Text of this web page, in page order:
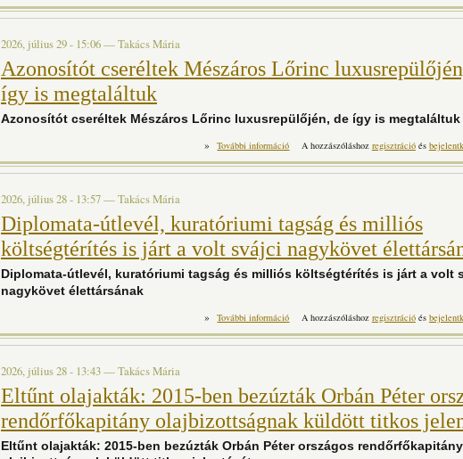
2026, július 29 - 15:06—Takács Mária
Azonosítót cseréltek Mészáros Lőrinc
így is megtaláltuk
Azonosítót cseréltek Mészáros Lőrinc luxusrepülőjén, de így is megtaláltuk
» További információ
Azonosítót cseréltek Mészáros Lőrinc
A hozzászóláshoz regisztrációés
2026, július 28 - 13:57—Takács Mária
Diplomata-útlevél, kuratóriumi tagság és milliós
költségtérítés is járt a volt svájci nagykövet
Diplomata-útlevél, kuratóriumi tagság és milliós költségtérítés is járt a volt
nagykövet élettársának
» További információ Diplomata-útlevél, kuratóriumi tagság és
A hozzászóláshoz regisztrációés
2026, július 28 - 13:43—Takács Mária
Eltűnt olajakták: 2015-ben bezúzták Orbán Péter
rendőrfőkapitány olajbizottságnak küldött titkos
Eltűnt olajakták: 2015-ben bezúzták Orbán Péter országos rendőrfőkapitány